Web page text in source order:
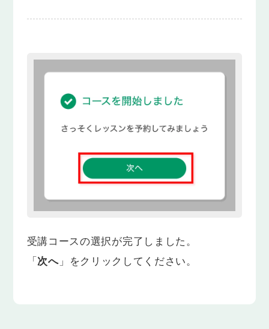
受講コースの選択が完了しました。
「次へ」をクリックしてください。